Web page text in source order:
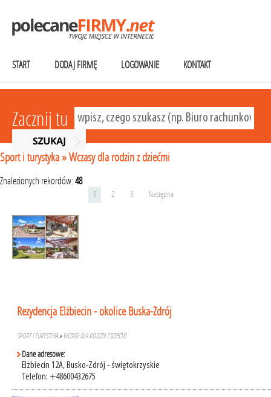
START DODAJ FIRMĘ LOGOWANIE KONTAKT
Zacznij tu
Sport i turystyka»Wczasy dla rodzin z dziećmi
Znalezionych rekordów:48
1 2 3 Następna
Rezydencja Elżbiecin - okolice Buska-Zdrój
SPORT I TURYSTYKA» WCZASY DLA RODZIN Z DZIEĆMI
Dane adresowe:
Elżbiecin 12A, Busko-Zdrój - świętokrzyskie
Telefon: +48600432675